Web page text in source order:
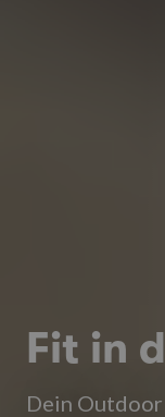
Fit in
Dein